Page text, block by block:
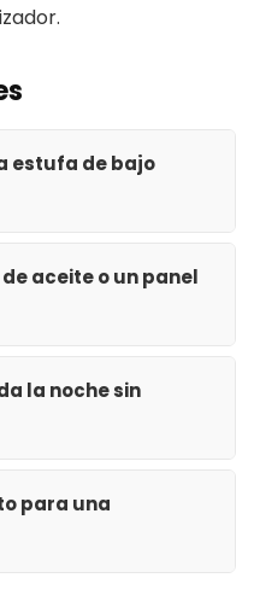
estufa de bajo
de aceite o un panel
la noche sin
para una